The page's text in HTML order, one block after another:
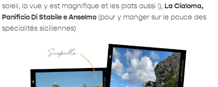
soleil, la vue y est magnifique et les plats aussi !), La Cialoma,
Panificio Di Stabile e Anselmo (pour y manger sur le pouce des
spécialités siciliennes)